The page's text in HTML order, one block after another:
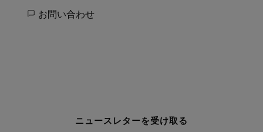
お問い合わせ
ニュースレターを受け取る